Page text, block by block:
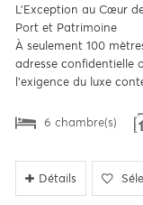
L’Exception au Cœur
Port et Patrimoine
À seulement 100
adresse confidentielle
l'exigence du luxe
6 chambre(s)
Détails